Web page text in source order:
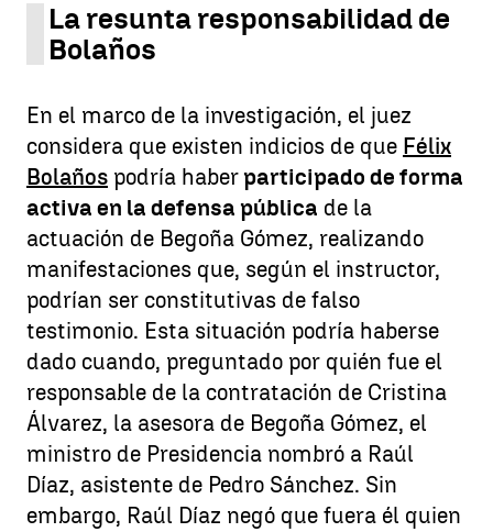
La resunta responsabilidad de
Bolaños
En el marco de la investigación, el juez
considera que existen indicios de que Félix
Bolaños podría haberparticipado de forma
activa en la defensa pública de la
actuación de Begoña Gómez, realizando
manifestaciones que, según el instructor,
podrían ser constitutivas de falso
testimonio. Esta situación podría haberse
dado cuando, preguntado por quién fue el
responsable de la contratación de Cristina
Álvarez, la asesora de Begoña Gómez, el
ministro de Presidencia nombró a Raúl
Díaz, asistente de Pedro Sánchez. Sin
embargo, Raúl Díaz negó que fuera él quien